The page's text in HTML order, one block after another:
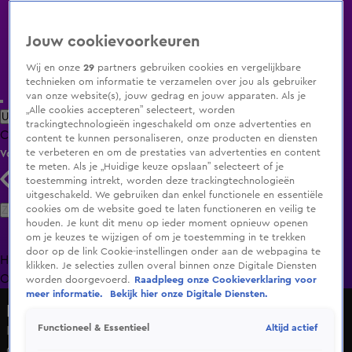
Uitzending Gemist Populaire programma's Zenders Genres
ClipsFilmsRadioSmart TV inlogShop
Volg KIJK
Zoeken
HomeUitzending Gemist Programma's De Bondgenoten
OranjezomerLivestreamsShop
Is de #ikdoenietmeermee beweging gevaarlijk en
Jouw cookievoorkeuren
Wij en onze29 partners gebruiken cookies en vergelijkbare
technieken om informatie te verzamelen over jou als gebruiker
van onze website(s), jouw gedrag en jouw apparaten. Als je
„Alle cookies accepteren” selecteert, worden
trackingtechnologieën ingeschakeld om onze advertenties en
content te kunnen personaliseren, onze producten en diensten
te verbeteren en om de prestaties van advertenties en content
te meten. Als je „Huidige keuze opslaan” selecteert of je
toestemming intrekt, worden deze trackingtechnologieën
uitgeschakeld. We gebruiken dan enkel functionele en essentiële
cookies om de website goed te laten functioneren en veilig te
houden. Je kunt dit menu op ieder moment opnieuw openen
om je keuzes te wijzigen of om je toestemming in te trekken
door op de link Cookie-instellingen onder aan de webpagina te
klikken. Je selecties zullen overal binnen onze Digitale Diensten
worden doorgevoerd.
Raadpleeg onze Cookieverklaring voor
meer informatie.
Bekijk hier onze Digitale Diensten.
Functioneel & Essentieel Altijd actief